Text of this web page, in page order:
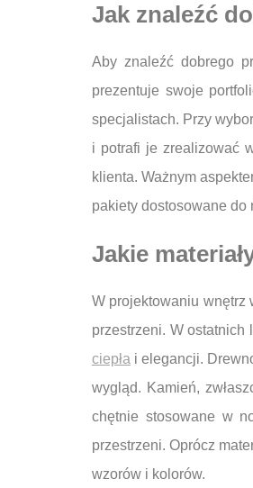
Jak znaleźć
Aby znaleźć dobrego
prezentuje swoje
specjalistach. Przy
i potrafi je zrealizować
klienta. Ważnym
pakiety dostosowane do
Jakie
W projektowaniu wnętrz
przestrzeni. W ostatnich
ciepła i elegancji.
wygląd. Kamień,
chętnie stosowane w
przestrzeni. Oprócz
wzorów i kolorów.